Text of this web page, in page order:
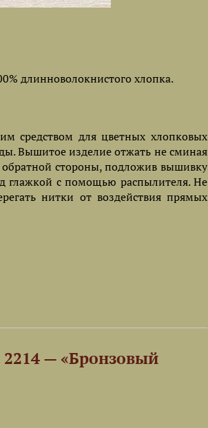
длинноволокнистого хлопка.
средством для цветных хлопковых
Вышитое изделие отжать не сминая
стороны, подложив вышивку
глажкой с помощью распылителя. Не
нитки от воздействия прямых
— «Бронзовый